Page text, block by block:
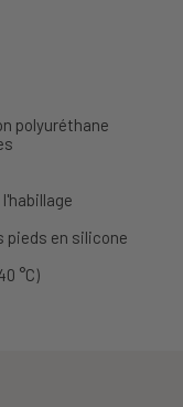
polyuréthane
pieds en silicone
°C)